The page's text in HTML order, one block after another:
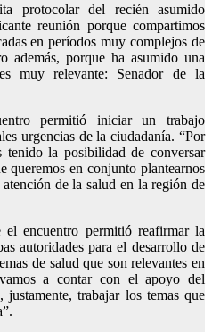
protocolar del recién asumido
reunión porque compartimos
en períodos muy complejos de
además, porque ha asumido una
muy relevante: Senador de la
permitió iniciar un trabajo
urgencias de la ciudadanía. “Por
tenido la posibilidad de conversar
queremos en conjunto plantearnos
de la salud en la región de
encuentro permitió reafirmar la
autoridades para el desarrollo de
de salud que son relevantes en
a contar con el apoyo del
trabajar los temas que